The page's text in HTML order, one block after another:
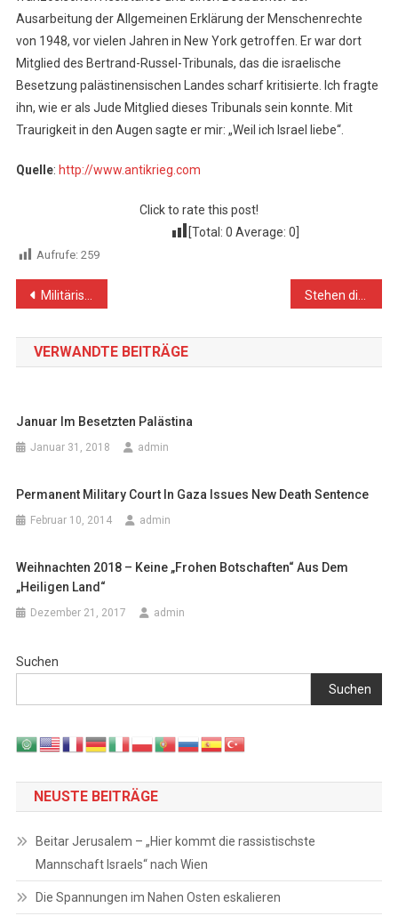
Ausarbeitung der Allgemeinen Erklärung der Menschenrechte
von 1948, vor vielen Jahren in New York getroffen. Er war dort
Mitglied des Bertrand-Russel-Tribunals, das die israelische
Besetzung palästinensischen Landes scharf kritisierte. Ich fragte
ihn, wie er als Jude Mitglied dieses Tribunals sein konnte. Mit
Traurigkeit in den Augen sagte er mir: „Weil ich Israel liebe“.
Quelle: http://www.antikrieg.com
Click to rate this post!
[Total: 0 Average: 0
Aufrufe: 259
Beitragsnavigation
Militärische Mittel, Bomben und Waffenlieferungen – Verbrechen gegen die Menschheit Stehen die Palästinenser der Brutalität Israels allein gegenüber?
VERWANDTE BEITRÄGE
Januar Im Besetzten Palästina
Januar 31, 2018 admin
Permanent Military Court In Gaza Issues New Death Sentence
Februar 10, 2014 admin
Weihnachten 2018 – Keine „frohen Botschaften“ Aus Dem
„Heiligen Land“
Dezember 21, 2017 admin
Suchen
Suchen
NEUSTE BEITRÄGE
Beitar Jerusalem – „Hier kommt die rassistischste
Mannschaft Israels“ nach Wien
Die Spannungen im Nahen Osten eskalieren